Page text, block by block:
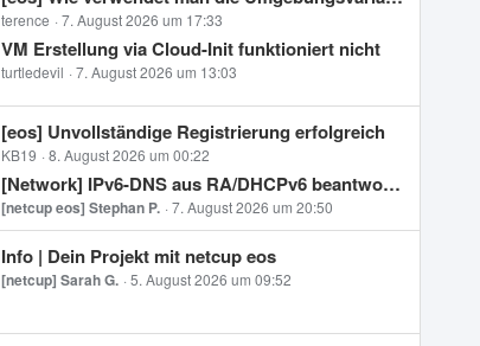
terence 7. August 2026 um 17:33
VM Erstellung via Cloud-Init funktioniert nicht
turtledevil 7. August 2026 um 13:03
[eos] Unvollständige Registrierung erfolgreich
KB19 8. August 2026 um 00:22
[Network] IPv6-DNS aus RA/DHCPv6 beantwortet keine externen Anfragen (nur eigene Zone)
[netcup eos] Stephan P. 7. August 2026 um 20:50
Info | Dein Projekt mit netcup eos
[netcup] Sarah G. 5. August 2026 um 09:52